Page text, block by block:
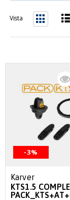
Vista
-3%
Karver
KTS1.5